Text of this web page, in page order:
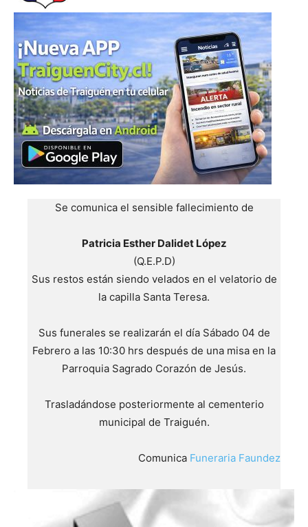
Se comunica el sensible fallecimiento de
Patricia Esther Dalidet López
(Q.E.P.D)
Sus restos están siendo velados en el velatorio de
la capilla Santa Teresa.
Sus funerales se realizarán el día Sábado 04 de
Febrero a las 10:30 hrs después de una misa en la
Parroquia Sagrado Corazón de Jesús.
Trasladándose posteriormente al cementerio
municipal de Traiguén.
Comunica Funeraria Faundez